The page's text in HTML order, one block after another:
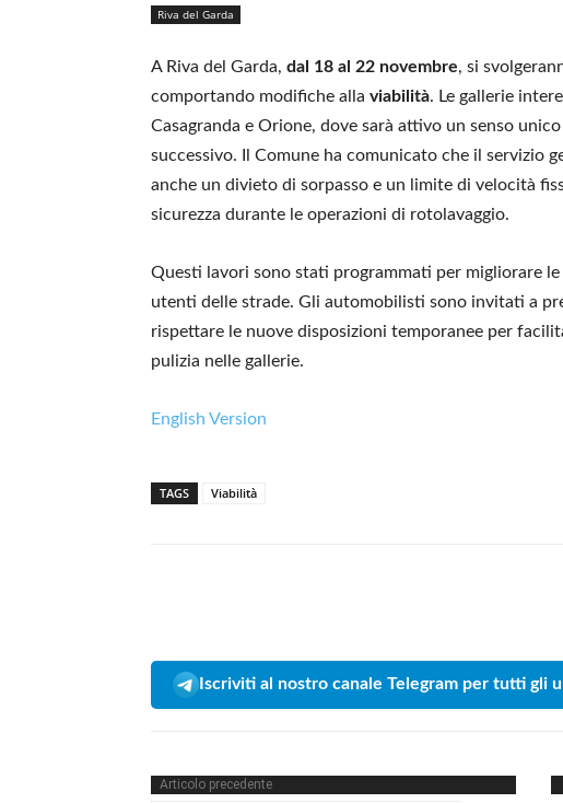
Riva del Garda
A Riva del Garda, dal 18 al 22 novembre, si
comportando modifiche alla viabilità. Le gallerie
Casagranda e Orione, dove sarà attivo un senso
successivo. Il Comune ha comunicato che il servizio
anche un divieto di sorpasso e un limite di velocità
sicurezza durante le operazioni di rotolavaggio.
Questi lavori sono stati programmati per migliorare
utenti delle strade. Gli automobilisti sono invitati a
rispettare le nuove disposizioni temporanee per
pulizia nelle gallerie.
English Version
TAGS Viabilità
Iscriviti al nostro canale Telegram per tutti gli
Articolo precedente